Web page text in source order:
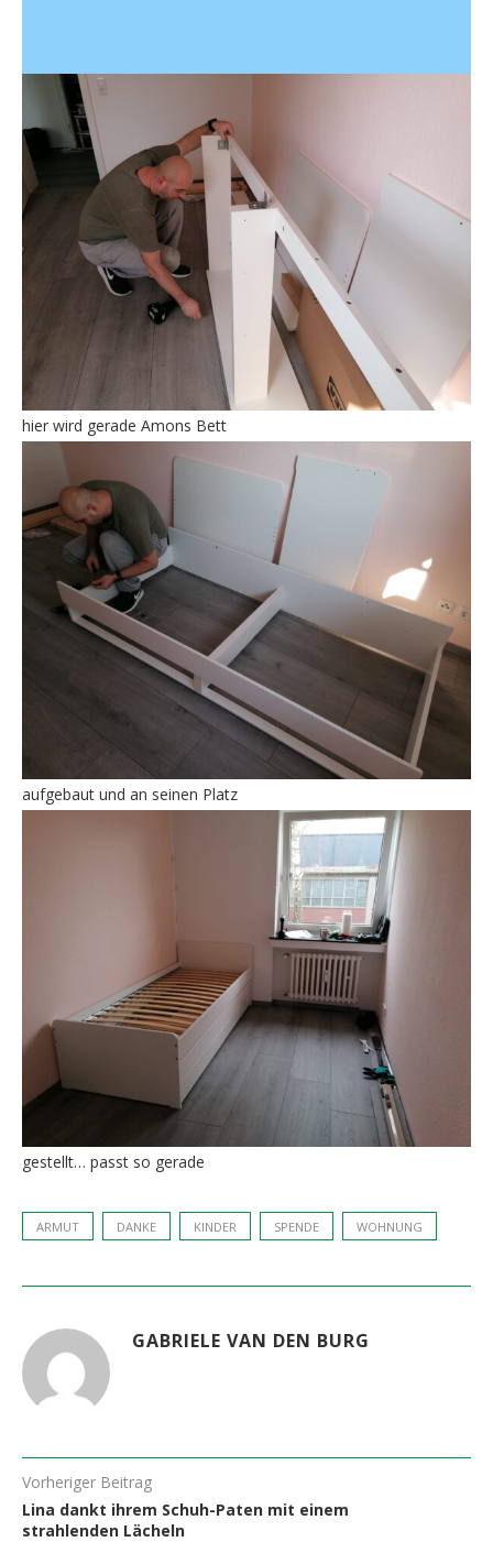
hier wird gerade Amons Bett
aufgebaut und an seinen Platz
gestellt… passt so gerade
ARMUT DANKE KINDER SPENDE WOHNUNG
GABRIELE VAN DEN BURG
Vorheriger Beitrag
Lina dankt ihrem Schuh-Paten mit einem
strahlenden Lächeln